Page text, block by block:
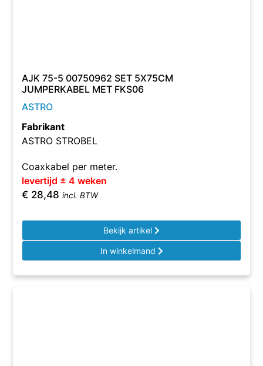
AJK 75-5 00750962 SET 5X75CM
JUMPERKABEL MET FKS06
ASTRO
Fabrikant
ASTRO STROBEL
Coaxkabel per meter.
levertijd ± 4 weken
€ 28,48 incl. BTW
Bekijk artikel
In winkelmand